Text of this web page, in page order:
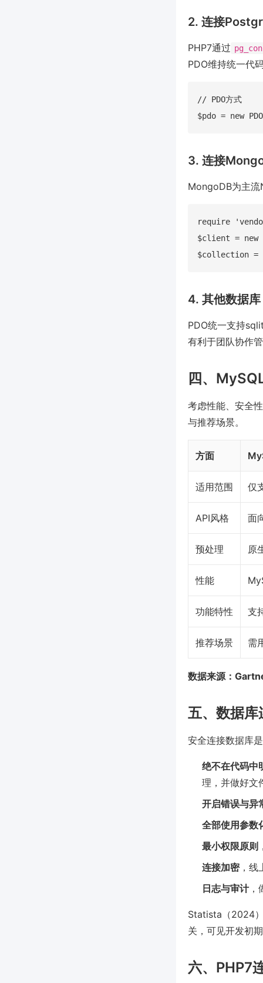
2. 连接
PHP7通过
PDO维持统一代
// PDO方式
3. 连接
MongoDB为主
require
$client = new
4. 其他数据
PDO统一支持
有利于团队协作
四、
考虑性能、安全
与推荐场景。
方面
适用范围 仅
API风格 面
预处理 原
性能
功能特性 支
推荐场景 需
数据来源：
五、数据库
安全连接数据库
绝不在代码中
理，并做好文
开启错误与异
全部使用参数
最小权限原则
连接加密，线
日志与审计，
Statista（2024
关，可见开发初
六、PHP7